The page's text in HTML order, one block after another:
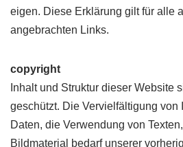
eigen. Diese Erklärung gilt für alle
angebrachten Links.
copyright
Inhalt und Struktur dieser Website
geschützt. Die Vervielfältigung von
Daten, die Verwendung von
Bildmaterial bedarf unserer